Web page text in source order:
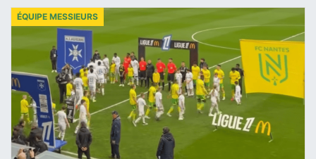
ÉQUIPE MESSIEURS